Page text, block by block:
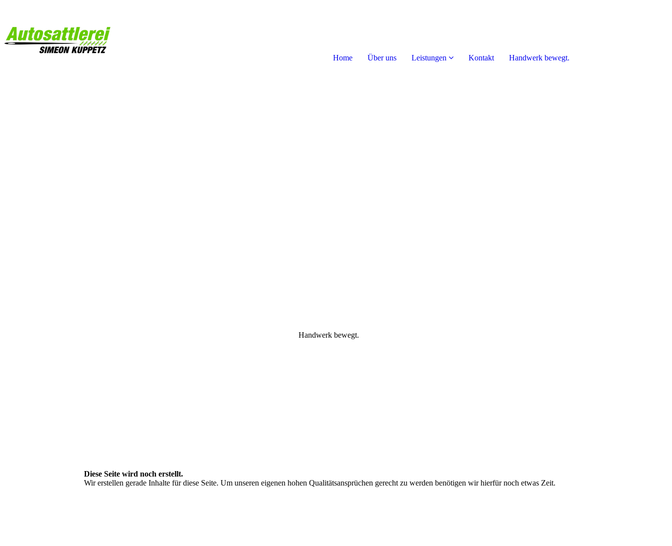
Home Über uns Leistungen Kontakt Handwerk bewegt.
Handwerk bewegt.
Diese Seite wird noch erstellt.
Wir erstellen gerade Inhalte für diese Seite. Um unseren eigenen hohen Qualitätsansprüchen gerecht zu werden benötigen wir hierfür noch etwas Zeit.